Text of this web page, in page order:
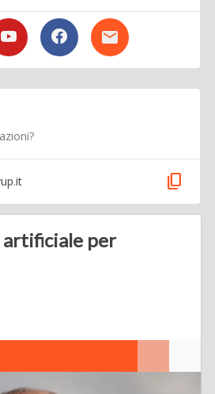
content_copy
artificiale per